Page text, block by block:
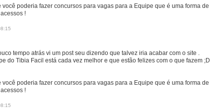
você poderia fazer concursos para vagas para a Equipe que é uma forma de
!
tempo atrás vi um post seu dizendo que talvez iria acabar com o site .
do Tibia Facil está cada vez melhor e que estão felizes com o que fazem ;D
você poderia fazer concursos para vagas para a Equipe que é uma forma de
!